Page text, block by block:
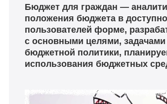
Бюджет для граждан —
положения бюджета в
пользователей форме,
с основными целями,
бюджетной политики,
использования бюджетных